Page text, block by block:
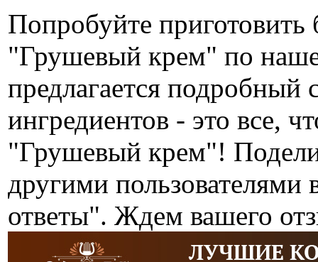
Попробуйте
"Грушевый крем" по
предлагается подробный
ингредиентов - это все,
"Грушевый крем"!
другими
ответы". Ждем вашего